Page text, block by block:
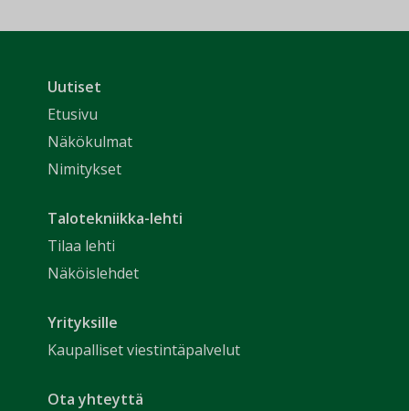
Uutiset
Etusivu
Näkökulmat
Nimitykset
Talotekniikka-lehti
Tilaa lehti
Näköislehdet
Yrityksille
Kaupalliset viestintäpalvelut
Ota yhteyttä